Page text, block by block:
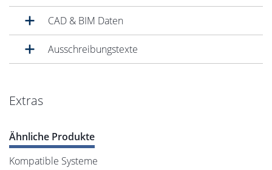
CAD & BIM Daten
Ausschreibungstexte
Extras
Ähnliche Produkte
Kompatible Systeme